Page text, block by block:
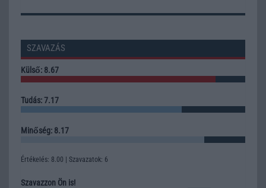
SZAVAZÁS
Külső: 8.67
Tudás: 7.17
Minőség: 8.17
Értékelés: 8.00 | Szavazatok: 6
Szavazzon Ön is!